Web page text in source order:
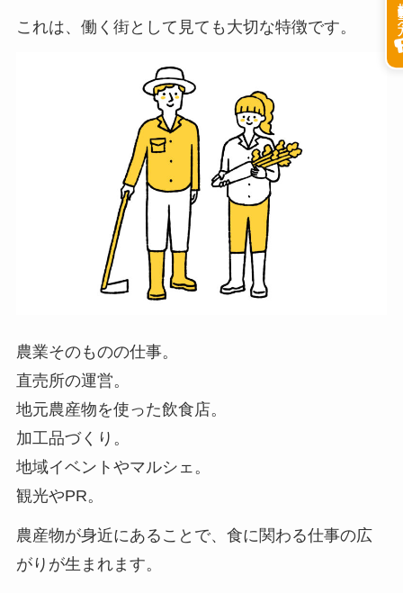
これは、働く街として見ても大切な特徴です。
農業そのものの仕事。
直売所の運営。
地元農産物を使った飲食店。
加工品づくり。
地域イベントやマルシェ。
観光やPR。
農産物が身近にあることで、食に関わる仕事の広
がりが生まれます。
掲